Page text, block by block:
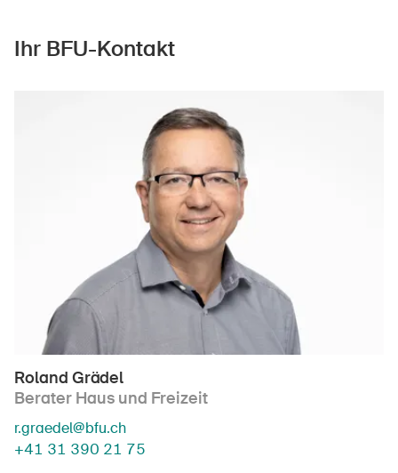
Ihr BFU-Kontakt
Roland Grädel
Berater Haus und Freizeit
r.graedel@bfu.ch
+41 31 390 21 75